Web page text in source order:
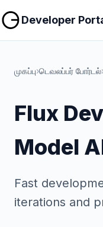
Developer
முகப்பு›டெவலப்பர் போர்டல்
Flux
Model
Fast
iterations and